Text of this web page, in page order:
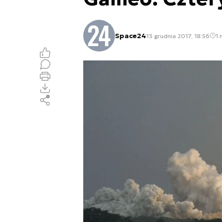
Space2413 grudnia 2017, 18:56 1